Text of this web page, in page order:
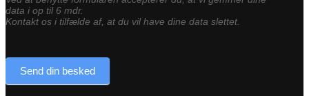
data i op til 6 mdr.
Kontakt os i tilfælde af, at du vil have dine data slettet.
Send din besked